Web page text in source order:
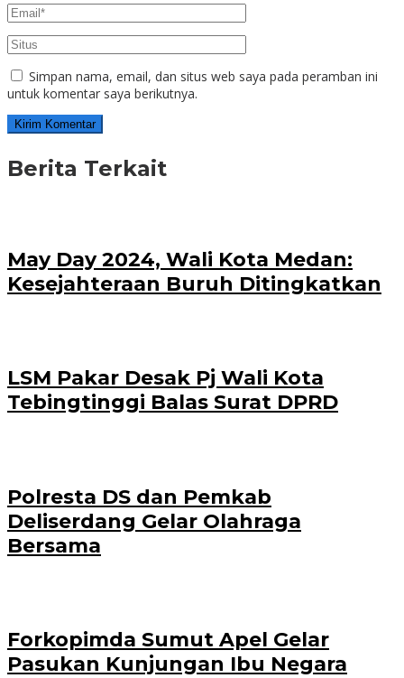
Simpan nama, email, dan situs web saya pada peramban ini
untuk komentar saya berikutnya.
Berita Terkait
May Day 2024, Wali Kota Medan:
Kesejahteraan Buruh Ditingkatkan
LSM Pakar Desak Pj Wali Kota
Tebingtinggi Balas Surat DPRD
Polresta DS dan Pemkab
Deliserdang Gelar Olahraga
Bersama
Forkopimda Sumut Apel Gelar
Pasukan Kunjungan Ibu Negara